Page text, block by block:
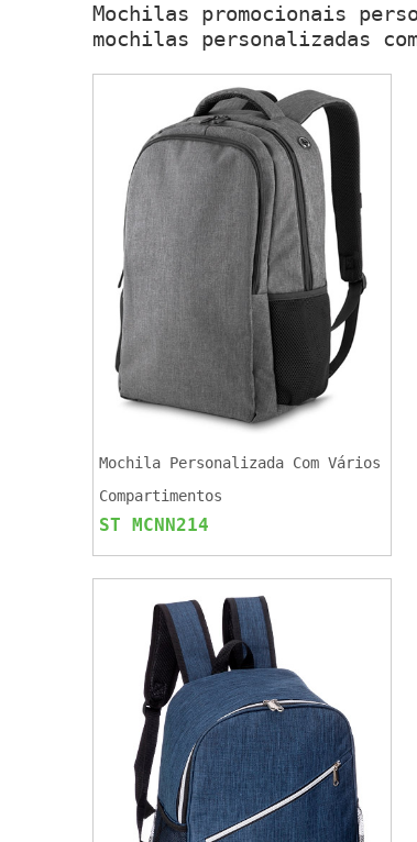
Mochilas promocionais
mochilas personalizadas
Mochila Personalizada Com Vários
Compartimentos
ST MCNN214